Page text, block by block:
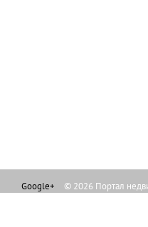
Google+ © 2026 Портал